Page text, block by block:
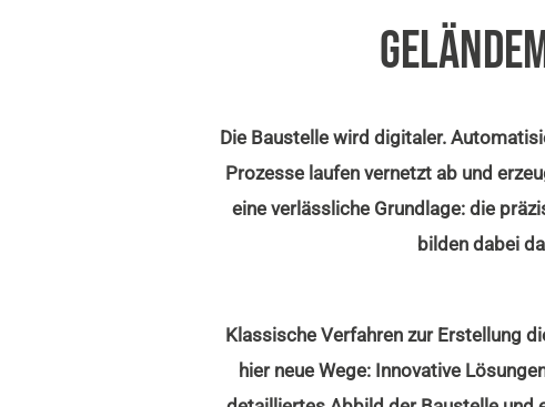
Die Baustelle wird digitaler.
Prozesse laufen vernetzt ab und
eine verlässliche Grundlage: die
bilden dabei
Klassische Verfahren zur Erstellung
hier neue Wege: Innovative